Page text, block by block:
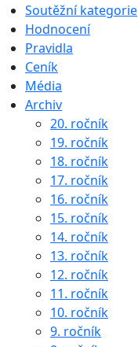
Soutěžní kategorie
Hodnocení
Pravidla
Ceník
Média
Archiv
20. ročník
19. ročník
18. ročník
17. ročník
16. ročník
15. ročník
14. ročník
13. ročník
12. ročník
11. ročník
10. ročník
9. ročník